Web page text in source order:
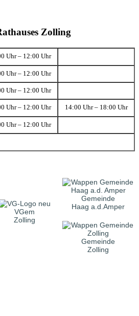
Zolling
Uhr – 12:00 Uhr
Uhr – 12:00 Uhr
Uhr – 12:00 Uhr
Uhr – 12:00 Uhr 14:00 Uhr – 18:00 Uhr
Uhr – 12:00 Uhr
VGem
Zolling
Gemeinde
Haag a.d.Amper
Gemeinde
Zolling